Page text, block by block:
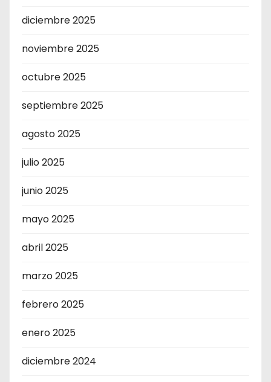
diciembre 2025
noviembre 2025
octubre 2025
septiembre 2025
agosto 2025
julio 2025
junio 2025
mayo 2025
abril 2025
marzo 2025
febrero 2025
enero 2025
diciembre 2024